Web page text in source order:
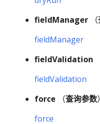
fieldManager （
fieldManager
fieldValidation
fieldValidation
force （查询参数
force